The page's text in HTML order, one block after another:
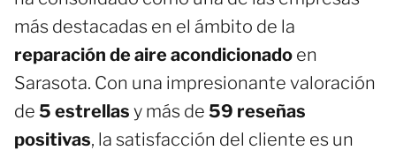
más destacadas en el ámbito de la
reparación de aire acondicionado en
Sarasota. Con una impresionante valoración
de 5 estrellas y más de 59 reseñas
positivas, la satisfacción del cliente es un